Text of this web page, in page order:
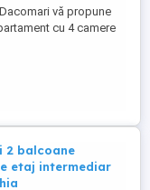
vă propune
cu 4 camere
în Micro 17, la
cu regim de înălțime
1985. Locuința are o
24 mp, rezultând ...
2 balcoane
etaj intermediar